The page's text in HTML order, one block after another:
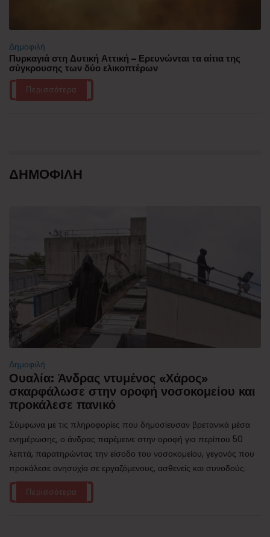
Δημοφιλή
Πυρκαγιά στη Δυτική Αττική – Ερευνώνται τα αίτια της
σύγκρουσης των δύο ελικοπτέρων
Περισσότερα
ΔΗΜΟΦΙΛΗ
Δημοφιλή
Ουαλία: Άνδρας ντυμένος «Χάρος»
σκαρφάλωσε στην οροφή νοσοκομείου και
προκάλεσε πανικό
Σύμφωνα με τις πληροφορίες που δημοσίευσαν βρετανικά μέσα
ενημέρωσης, ο άνδρας παρέμεινε στην οροφή για περίπου 50
λεπτά, παρατηρώντας την είσοδο του νοσοκομείου, γεγονός που
προκάλεσε ανησυχία σε εργαζόμενους, ασθενείς και συνοδούς.
Περισσότερα